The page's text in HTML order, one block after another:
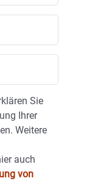
Sie
Ihrer
Weitere
auch
von